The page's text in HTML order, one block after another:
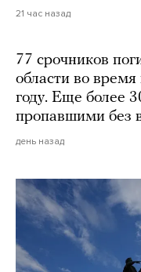
21 час назад
77 срочников
области во
году. Еще более
пропавшими без
день назад